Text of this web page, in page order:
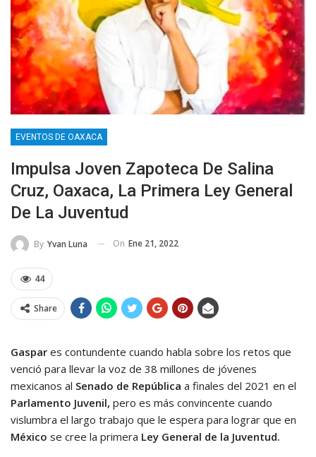
EVENTOS DE OAXACA
Impulsa Joven Zapoteca De Salina
Cruz, Oaxaca, La Primera Ley General
De La Juventud
By Yvan Luna On Ene 21, 2022
44
Share
Gaspar es contundente cuando habla sobre los retos que
venció para llevar la voz de 38 millones de jóvenes
mexicanos al Senado de República a finales del 2021 en el
Parlamento Juvenil, pero es más convincente cuando
vislumbra el largo trabajo que le espera para lograr que en
México se cree la primera Ley General de la Juventud.